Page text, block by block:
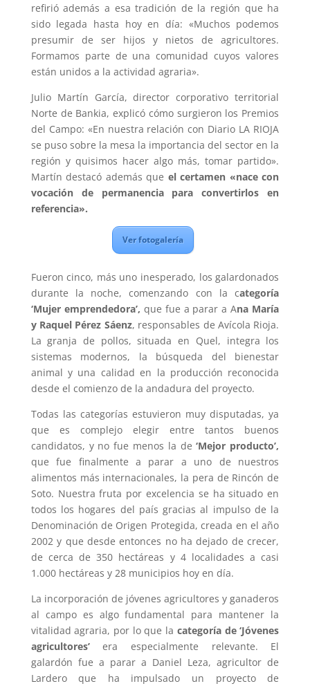
refirió además a esa tradición de la región que ha
sido legada hasta hoy en día: «Muchos podemos
presumir de ser hijos y nietos de agricultores.
Formamos parte de una comunidad cuyos valores
están unidos a la actividad agraria».
Julio Martín García, director corporativo territorial
Norte de Bankia, explicó cómo surgieron los Premios
del Campo: «En nuestra relación con Diario LA RIOJA
se puso sobre la mesa la importancia del sector en la
región y quisimos hacer algo más, tomar partido».
Martín destacó además que el certamen «nace con
vocación de permanencia para convertirlos en
referencia».
Ver fotogalería
Fueron cinco, más uno inesperado, los galardonados
durante la noche, comenzando con la categoría
‘Mujer emprendedora’, que fue a parar a Ana María
y Raquel Pérez Sáenz, responsables de Avícola Rioja.
La granja de pollos, situada en Quel, integra los
sistemas modernos, la búsqueda del bienestar
animal y una calidad en la producción reconocida
desde el comienzo de la andadura del proyecto.
Todas las categorías estuvieron muy disputadas, ya
que es complejo elegir entre tantos buenos
candidatos, y no fue menos la de‘Mejor producto’,
que fue finalmente a parar a uno de nuestros
alimentos más internacionales, la pera de Rincón de
Soto. Nuestra fruta por excelencia se ha situado en
todos los hogares del país gracias al impulso de la
Denominación de Origen Protegida, creada en el año
2002 y que desde entonces no ha dejado de crecer,
de cerca de 350 hectáreas y 4 localidades a casi
1.000 hectáreas y 28 municipios hoy en día.
La incorporación de jóvenes agricultores y ganaderos
al campo es algo fundamental para mantener la
vitalidad agraria, por lo que la categoría de ‘Jóvenes
agricultores’era especialmente relevante. El
galardón fue a parar a Daniel Leza, agricultor de
Lardero que ha impulsado un proyecto de